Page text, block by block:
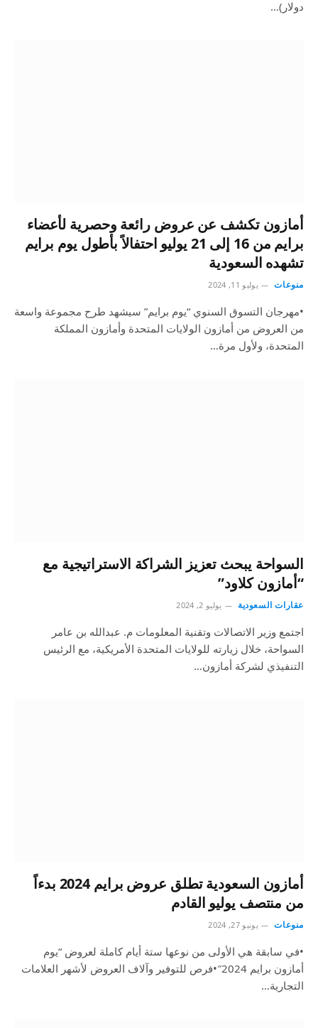
دولار)…
أمازون تكشف عن عروض رائعة وحصرية لأعضاء
برايم من 16 إلى 21 يوليو احتفالاً بأطول يوم برايم
تشهده السعودية
منوعات يوليو 11, 2024
•مهرجان التسوق السنوي “يوم برايم” سيشهد طرح مجموعة واسعة
من العروض من أمازون الولايات المتحدة وأمازون المملكة
المتحدة، ولأول مرة…
السواحة يبحث تعزيز الشراكة الاستراتيجية مع
“أمازون كلاود”
عقارات السعودية يوليو 2, 2024
اجتمع وزير الاتصالات وتقنية المعلومات م. عبدالله بن عامر
السواحة، خلال زيارته للولايات المتحدة الأمريكية، مع الرئيس
التنفيذي لشركة أمازون…
أمازون السعودية تطلق عروض برايم 2024 بدءاً
من منتصف يوليو القادم
منوعات يونيو 27, 2024
•في سابقة هي الأولى من نوعها ستة أيام كاملة لعروض “يوم
أمازون برايم 2024″•فرص للتوفير وآلاف العروض لأشهر العلامات
التجارية…